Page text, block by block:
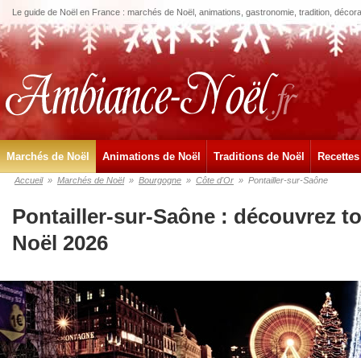
Le guide de Noël en France : marchés de Noël, animations, gastronomie, tradition,
Marchés de Noël Animations de Noël Traditions de Noël
Accueil » Marchés de Noël » Bourgogne » Côte d'Or » Pontailler-sur-Saône
Pontailler-sur-Saône : découvrez
Noël 2026